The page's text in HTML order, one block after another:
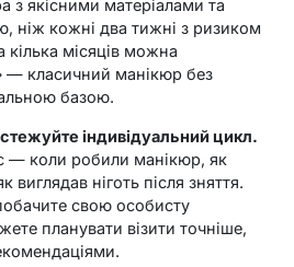
з якісними матеріалами та
ніж кожні два тижні з ризиком
місяців можна
— класичний манікюр без
базою.
індивідуальний цикл.
— коли робили манікюр, як
виглядав ніготь після зняття.
свою особисту
планувати візити точніше,